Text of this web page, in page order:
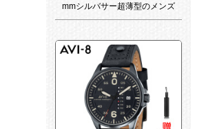
mmシルバサー超薄型のメンズ
時計02075 DW（DW 0010）